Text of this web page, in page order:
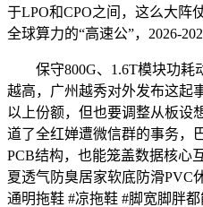
于LPO和CPO之间，这么大阵
全球算力的“高速公”，2026-
保守800G、1.6T模块功耗
越高，广州越秀对外发布这起
以上份额，但也要调整从板设
道了全红婵遭微信群的事务，
PCB结构，也能笼盖数据核心
夏透气防臭居家软底防滑PVC
通明拖鞋 #凉拖鞋 #脚宽脚胖